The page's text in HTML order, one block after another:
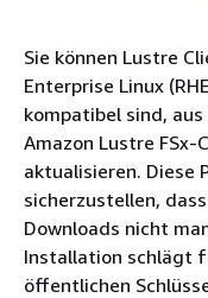
Sie können Lustre
Enterprise Linux
kompatibel sind,
Amazon Lustre
aktualisieren. Diese
sicherzustellen,
Downloads nicht
Installation schlägt
öffentlichen